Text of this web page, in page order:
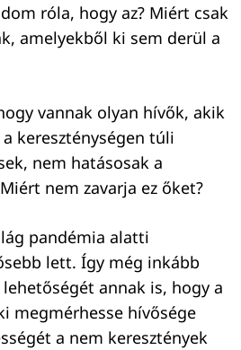
róla, hogy az? Miért csak
amelyekből ki sem derül a
vannak olyan hívők, akik
kereszténységen túli
nem hatásosak a
nem zavarja ez őket?
pandémia alatti
lett. Így még inkább
annak is, hogy a
megmérhesse hívősége
a nem keresztények